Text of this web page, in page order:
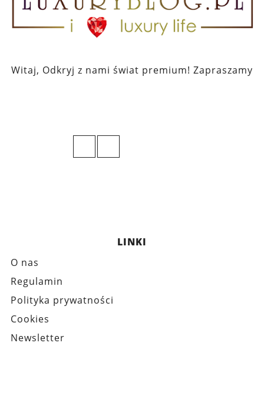
Witaj, Odkryj z nami świat premium! Zapraszamy
LINKI
O nas
Regulamin
Polityka prywatności
Cookies
Newsletter